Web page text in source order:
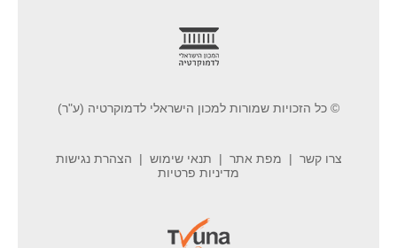
© כל הזכויות שמורות למכון הישראלי לדמוקרטיה (ע"ר)
צרו קשר מפת אתר תנאי שימוש
הצהרת נגישות
מדיניות פרטיות